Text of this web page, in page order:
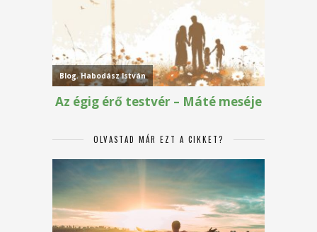
OLVASTAD MÁR EZT A CIKKET?